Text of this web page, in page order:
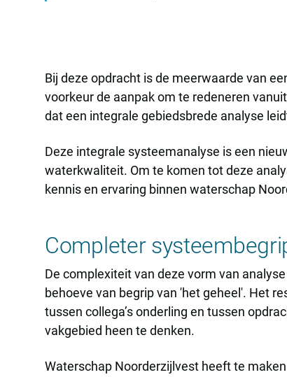
Bij deze opdracht is de meerwaarde van
voorkeur de aanpak om te redeneren
dat een integrale gebiedsbrede analyse
Deze integrale systeemanalyse is een
waterkwaliteit. Om te komen tot deze
kennis en ervaring binnen waterschap
Completer
De complexiteit van deze vorm van
behoeve van begrip van 'het geheel'. Het
tussen collega’s onderling en tussen
vakgebied heen te denken.
Waterschap Noorderzijlvest heeft te